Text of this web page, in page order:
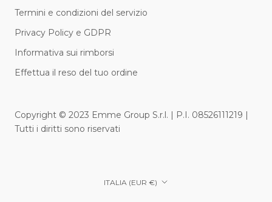
Termini e condizioni del servizio
Privacy Policy e GDPR
Informativa sui rimborsi
Effettua il reso del tuo ordine
Copyright © 2023 Emme Group S.r.l. | P.I. 08526111219 |
Tutti i diritti sono riservati
Paese/Area
ITALIA (EUR €)